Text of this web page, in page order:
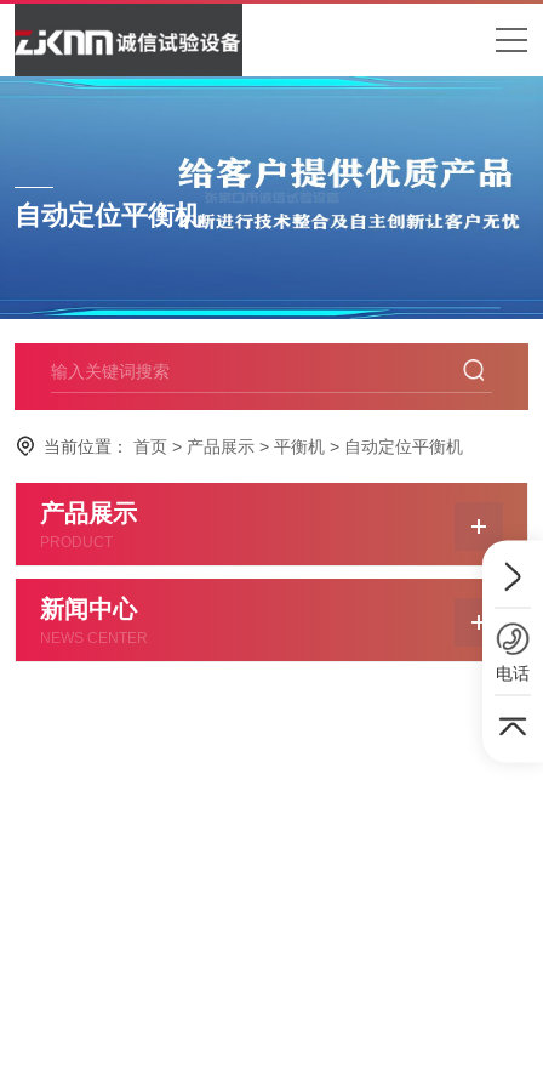
自动定位平衡机
当前位置： 首页 > 产品展示 > 平衡机 > 自动定位平衡机
产品展示
PRODUCT
新闻中心
NEWS CENTER
电话